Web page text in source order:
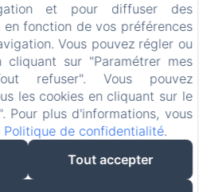
communs
Bien-Être
Séjours
La région
Contact
légales
ES
et pour diffuser des
fonction de vos préférences
Vous pouvez régler ou
cliquant sur "Paramétrer mes
refuser". Vous pouvez
les cookies en cliquant sur le
Pour plus d'informations, vous
Politique de confidentialité.
Tout accepter